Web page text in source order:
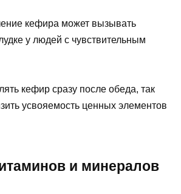
кефира может вызывать
у людей с чувствительным
кефир сразу после обеда, так
усвояемость ценных элементов
и минералов